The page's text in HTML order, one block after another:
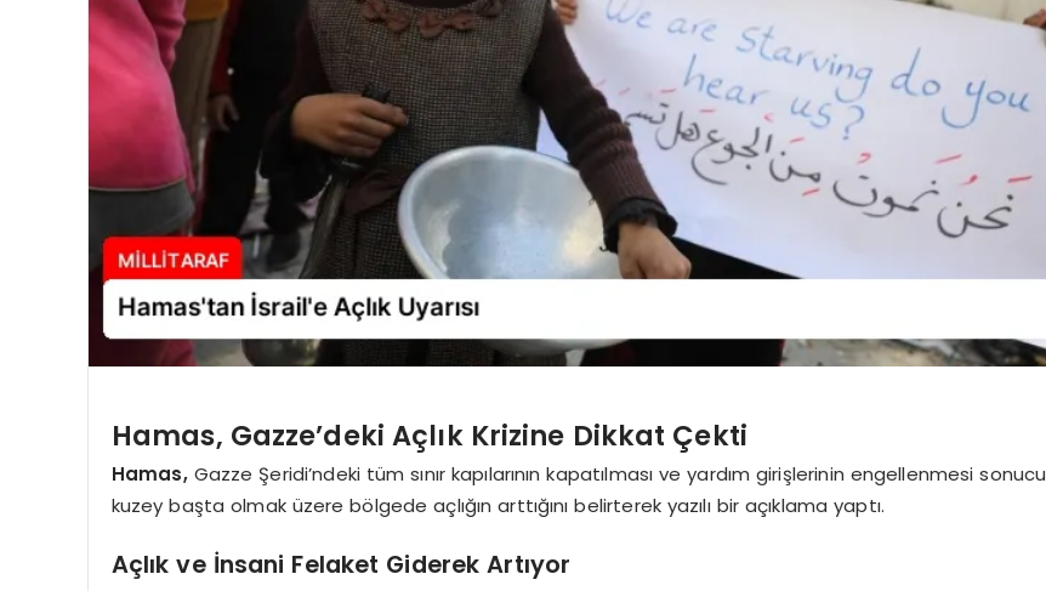
Hamas, Gazze’deki Açlık Krizine Dikkat Çekti
Hamas,Gazze Şeridi’ndeki tüm sınır kapılarının kapatılması ve yardım girişlerinin engellenmesi sonucu
kuzey başta olmak üzere bölgede açlığın arttığını belirterek yazılı bir açıklama yaptı.
Açlık ve İnsani Felaket Giderek Artıyor